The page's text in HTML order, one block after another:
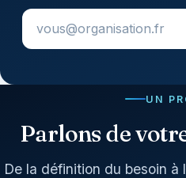
UN
Parlons de
De la définition du besoin